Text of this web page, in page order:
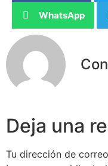
WhatsApp
Deja una
Tu dirección de